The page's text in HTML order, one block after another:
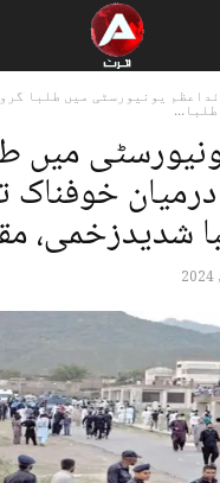
یونیورسٹی میں طلبا
میں
خوفناک